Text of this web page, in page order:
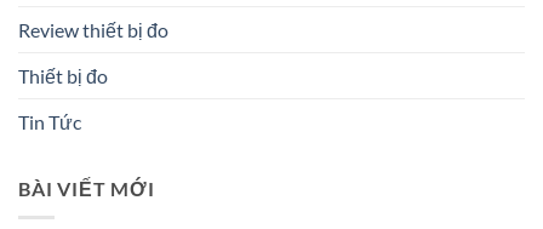
Review thiết bị đo
Thiết bị đo
Tin Tức
BÀI VIẾT MỚI